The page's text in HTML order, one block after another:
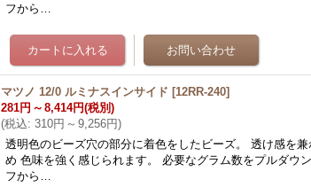
フから…
マツノ 12/0 ルミナスインサイド [12RR-240]
281円 ～ 8,414円(税別)
(税込: 310円 ～ 9,256円)
透明色のビーズ穴の部分に着色をしたビーズ。 透け感を
め 色味を強く感じられます。 必要なグラム数をプルダウ
フから…